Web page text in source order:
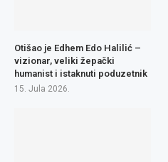
Otišao je Edhem Edo Halilić –
vizionar, veliki žepački
humanist i istaknuti poduzetnik
15. Jula 2026.